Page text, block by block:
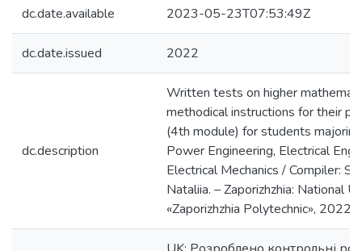
dc.date.available 2023-05-23T07:53:49Z
dc.date.issued 2022
dc.description
Written tests on higher
methodical instructions for their
(4th module) for students
Power Engineering, Electrical
Electrical Mechanics / Compiler:
Nataliia. – Zaporizhzhia: National
«Zaporizhzhia Polytechnic», 2022.